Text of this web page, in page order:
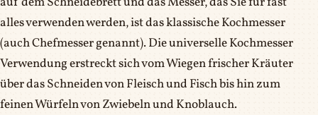
alles verwenden werden, ist das klassische Kochmesser
(auch Chefmesser genannt). Die universelle Kochmesser
Verwendung erstreckt sich vom Wiegen frischer Kräuter
über das Schneiden von Fleisch und Fisch bis hin zum
feinen Würfeln von Zwiebeln und Knoblauch.